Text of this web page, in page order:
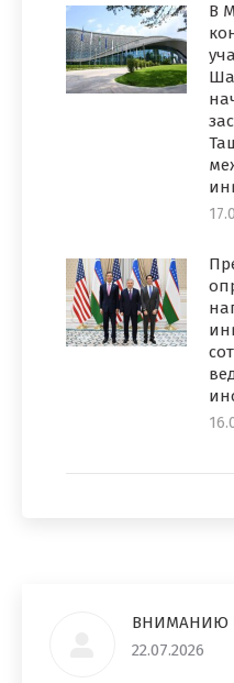
В
ВНИМАНИЮ
22.07.2026